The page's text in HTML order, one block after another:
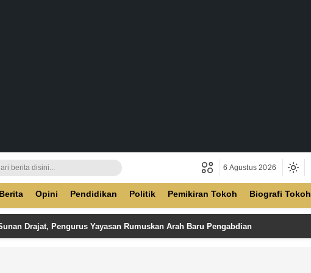
6 Agustus 2026
Berita Opini Pendidikan Politik Pemikiran Tokoh Biografi Tokoh
Drajat, Pengurus Yayasan Rumuskan Arah Baru Pengabdian